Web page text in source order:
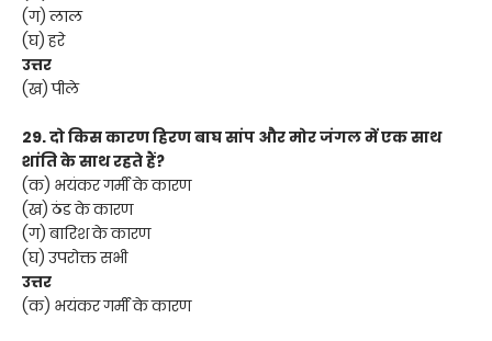
(ग) लाल
(घ) हरे
उत्तर
(ख) पीले
29. दो किस कारण हिरण बाघ सांप और मोर जंगल में एक साथ
शांति के साथ रहते हैं?
(क) भयंकर गर्मी के कारण
(ख) ठंड के कारण
(ग) बारिश के कारण
(घ) उपरोक्त सभी
उत्तर
(क) भयंकर गर्मी के कारण